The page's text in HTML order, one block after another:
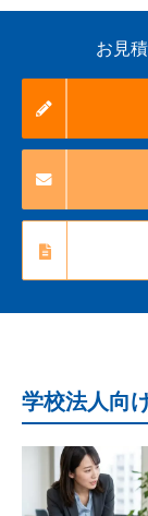
お見
学校法人向